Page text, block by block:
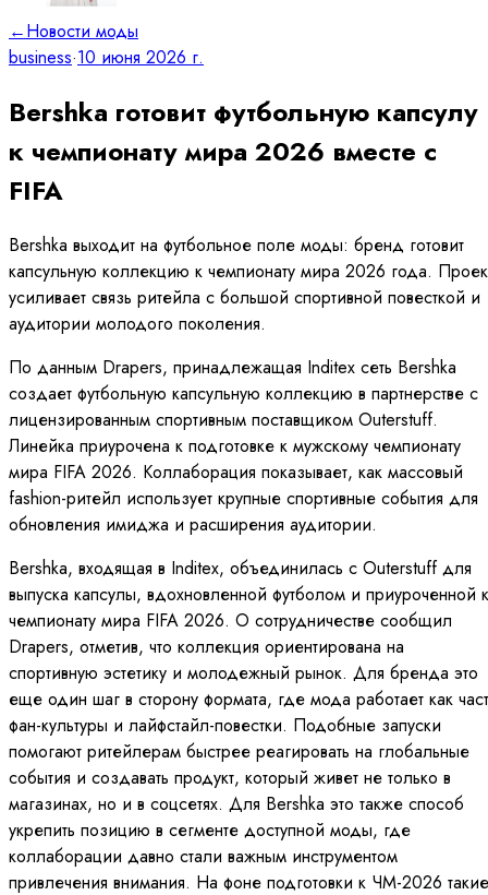
←Новости моды
business·10 июня 2026 г.
Bershka готовит футбольную капсулу
к чемпионату мира 2026 вместе с
FIFA
Bershka выходит на футбольное поле моды: бренд готовит
капсульную коллекцию к чемпионату мира 2026 года.
усиливает связь ритейла с большой спортивной повесткой и
аудитории молодого поколения.
По данным Drapers, принадлежащая Inditex сеть Bershka
создает футбольную капсульную коллекцию в партнерстве с
лицензированным спортивным поставщиком Outerstuff.
Линейка приурочена к подготовке к мужскому чемпионату
мира FIFA 2026. Коллаборация показывает, как массовый
fashion-ритейл использует крупные спортивные события для
обновления имиджа и расширения аудитории.
Bershka, входящая в Inditex, объединилась с Outerstuff для
выпуска капсулы, вдохновленной футболом и приуроченной к
чемпионату мира FIFA 2026. О сотрудничестве сообщил
Drapers, отметив, что коллекция ориентирована на
спортивную эстетику и молодежный рынок. Для бренда это
еще один шаг в сторону формата, где мода работает как
фан-культуры и лайфстайл-повестки. Подобные запуски
помогают ритейлерам быстрее реагировать на глобальные
события и создавать продукт, который живет не только в
магазинах, но и в соцсетях. Для Bershka это также способ
укрепить позицию в сегменте доступной моды, где
коллаборации давно стали важным инструментом
привлечения внимания. На фоне подготовки к ЧМ-2026 такие